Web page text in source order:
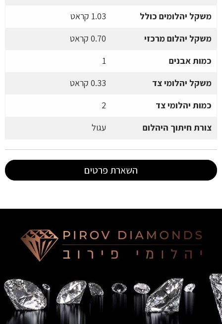
משקל יהלומים כולל
1.03 קראט
משקל יהלום מרכזי
0.70 קראט
כמות אבנים
1
משקל יהלומי צד
0.33 קראט
כמות יהלומי צד
2
צורת חיתוך היהלום
עגול
השארת פרטים